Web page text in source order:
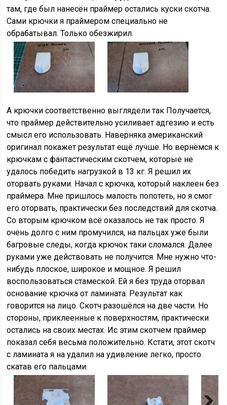
там, где был нанесён праймер остались куски скотча.
Сами крючки я праймером специально не
обрабатывал. Только обезжирил.
А крючки соответственно выглядели так Получается,
что праймер действительно усиливает адгезию и есть
смысл его использовать. Наверняка американский
оригинал покажет результат ещё лучше. Но вернёмся к
крючкам с фантастическим скотчем, которые не
удалось победить нагрузкой в 13 кг. Я решил их
оторвать руками. Начал с крючка, который наклеен без
праймера. Мне пришлось малость попотеть, но я смог
его оторвать, практически без последствий для скотча.
Со вторым крючком всё оказалось не так просто. Я
очень долго с ним промучился, на пальцах уже были
багровые следы, когда крючок таки сломался. Далее
руками уже действовать не получится. Мне нужно что-
нибудь плоское, широкое и мощное. Я решил
воспользоваться стамеской. Ей я без труда оторвал
основание крючка от ламината. Результат как
говорится на лицо. Скотч разошёлся на две части. Но
стороны, приклеенные к поверхностям, практически
остались на своих местах. Ис этим скотчем праймер
показал себя весьма положительно. Кстати, этот скотч
с ламината я на удалил на удивление легко, просто
скатав его пальцами.